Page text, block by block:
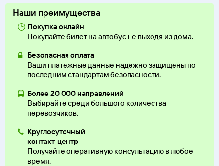
Наши преимущества
Покупка онлайн
Покупайте билет на автобус не выходя из дома.
Безопасная оплата
Ваши платежные данные надежно защищены по
последним стандартам безопасности.
Более 20 000 направлений
Выбирайте среди большого количества
перевозчиков.
Круглосуточный
контакт-центр
Получайте оперативную консультацию в любое
время.